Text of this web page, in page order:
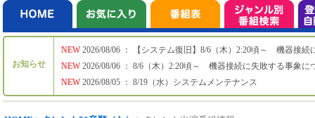
お知らせ
NEW
NEW
NEW
2026/08/06 ： 【システム復旧】8/6（木）2:20頃～ 機器接続
2026/08/06 ： 8/6（木）2:20頃～ 機器接続に失敗する事象に
2026/08/05 ： 8/19（水）システムメンテナンス